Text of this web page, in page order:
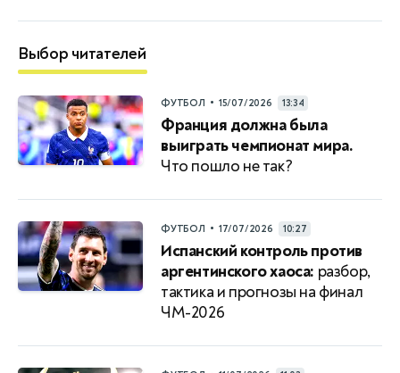
Выбор читателей
ФУТБОЛ • 15/07/2026 13:34
Франция должна была
выиграть чемпионат мира.
Что пошло не так?
ФУТБОЛ • 17/07/2026 10:27
Испанский контроль против
аргентинского хаоса: разбор,
тактика и прогнозы на финал
ЧМ-2026